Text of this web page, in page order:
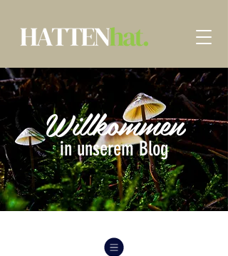
Willkommen
in unserem Blog